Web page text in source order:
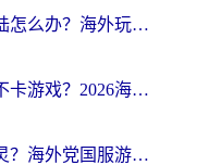
战地无疆国外无法登陆怎么办？海外玩家国服畅玩终极指南（附欧服魔兽EVE加速方案）
在欧洲怎么玩龙之谷不卡游戏？2026海外党国服游戏加速全攻略
台湾怎么玩山海与妖灵？海外党国服游戏加速全攻略，告别延迟卡顿